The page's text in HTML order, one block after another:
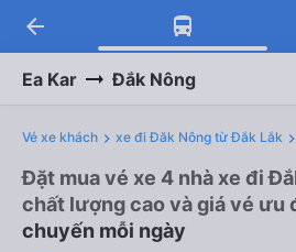
arrow_back
Ea Kar Đắk Nông
Vé xe khách xe đi Đăk Nông từ Đắk Lắk
Đặt mua vé xe 4 nhà xe đi
chất lượng cao và giá vé ưu
chuyến mỗi ngày